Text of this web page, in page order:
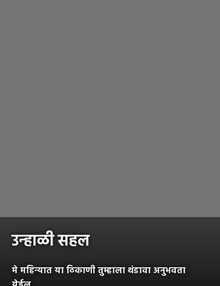
उन्हाळी सहल
मे महिन्यात या ठिकाणी तुम्हाला थंडावा अनुभवता